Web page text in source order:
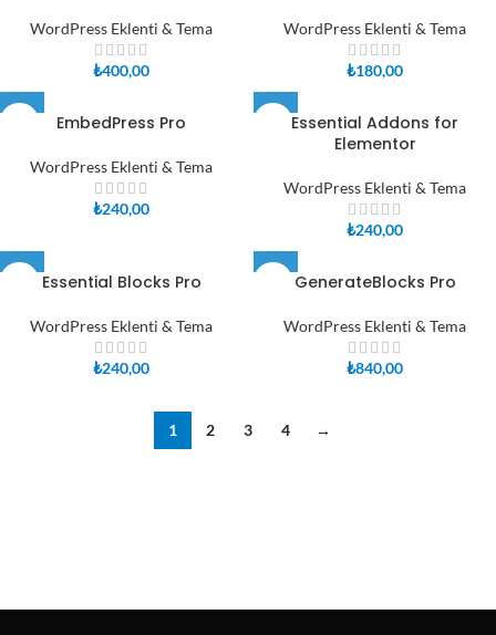
WordPress Eklenti & Tema
₺400,00
WordPress Eklenti & Tema
₺180,00
EmbedPress Pro
WordPress Eklenti & Tema
₺240,00
Essential Addons for
Elementor
WordPress Eklenti & Tema
₺240,00
Essential Blocks Pro
WordPress Eklenti & Tema
₺240,00
GenerateBlocks Pro
WordPress Eklenti & Tema
₺840,00
1 2 3 4 →